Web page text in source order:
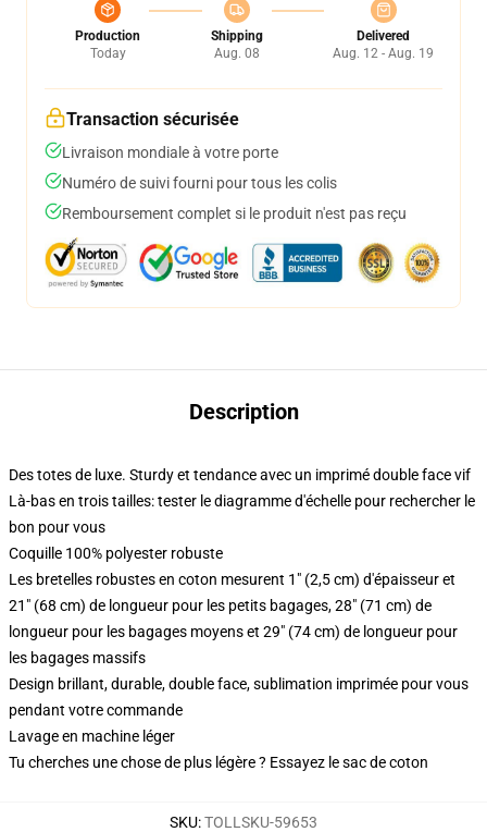
Production
Today
Shipping
Aug. 08
Delivered
Aug. 12 - Aug. 19
Transaction sécurisée
Livraison mondiale à votre porte
Numéro de suivi fourni pour tous les colis
Remboursement complet si le produit n'est pas reçu
Description
Des totes de luxe. Sturdy et tendance avec un imprimé double face vif
Là-bas en trois tailles: tester le diagramme d'échelle pour rechercher le
bon pour vous
Coquille 100% polyester robuste
Les bretelles robustes en coton mesurent 1" (2,5 cm) d'épaisseur et
21" (68 cm) de longueur pour les petits bagages, 28" (71 cm) de
longueur pour les bagages moyens et 29" (74 cm) de longueur pour
les bagages massifs
Design brillant, durable, double face, sublimation imprimée pour vous
pendant votre commande
Lavage en machine léger
Tu cherches une chose de plus légère ? Essayez le sac de coton
SKU:TOLLSKU-59653